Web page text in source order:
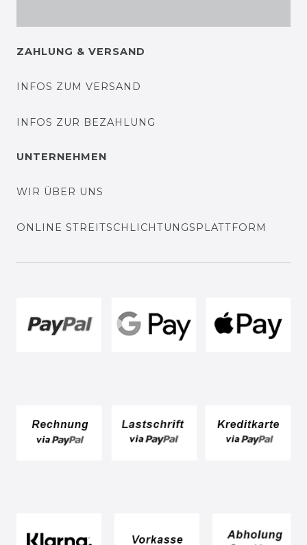
ZAHLUNG & VERSAND
INFOS ZUM VERSAND
INFOS ZUR BEZAHLUNG
UNTERNEHMEN
WIR ÜBER UNS
ONLINE STREITSCHLICHTUNGSPLATTFORM